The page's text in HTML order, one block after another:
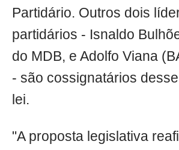
Partidário. Outros dois
partidários - Isnaldo
do MDB, e Adolfo Viana
- são cossignatários
lei.
"A proposta legislativa